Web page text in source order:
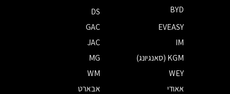
BYD
DS
EVEASY
GAC
IM
JAC
KGM (סאנגיונג)
MG
WEY
WM
אאודי
אבארט